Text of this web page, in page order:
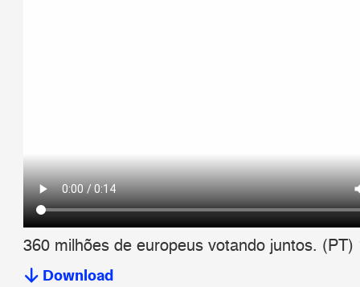
360 milhões de europeus votando juntos. (PT)
Download